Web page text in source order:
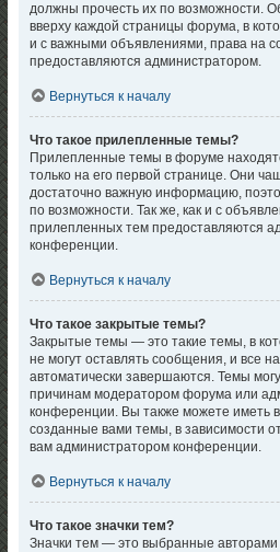
должны прочесть их по возможности.
вверху каждой страницы форума, в
и с важными объявлениями, права на
предоставляются администратором.
Вернуться к началу
Что такое прилепленные темы?
Прилепленные темы в форуме
только на его первой странице. Они
достаточно важную информацию,
по возможности. Так же, как и с
прилепленных тем предоставляются
конференции.
Вернуться к началу
Что такое закрытые темы?
Закрытые темы — это такие темы, в
не могут оставлять сообщения, и все
автоматически завершаются. Темы
причинам модератором форума или
конференции. Вы также можете иметь
созданные вами темы, в зависимости
вам администратором конференции.
Вернуться к началу
Что такое значки тем?
Значки тем — это выбранные